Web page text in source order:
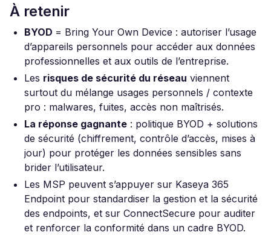
À retenir
BYOD = Bring Your Own Device : autoriser l’usage
d’appareils personnels pour accéder aux données
professionnelles et aux outils de l’entreprise.
Les risques de sécurité du réseau viennent
surtout du mélange usages personnels / contexte
pro : malwares, fuites, accès non maîtrisés.
La réponse gagnante : politique BYOD + solutions
de sécurité (chiffrement, contrôle d’accès, mises à
jour) pour protéger les données sensibles sans
brider l’utilisateur.
Les MSP peuvent s’appuyer sur Kaseya 365
Endpoint pour standardiser la gestion et la sécurité
des endpoints, et sur ConnectSecure pour auditer
et renforcer la conformité dans un cadre BYOD.